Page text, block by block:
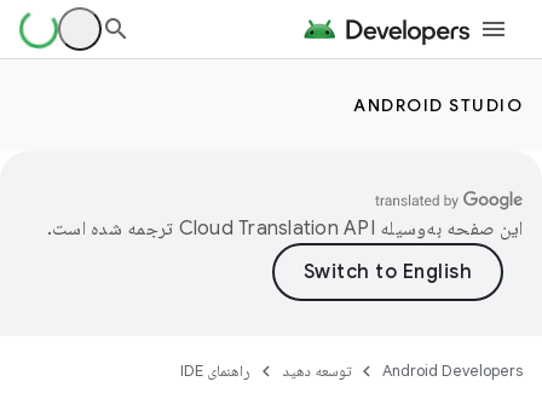
ANDROID STUDIO
این صفحه به‌وسیله ترجمه شده است.
Android Developers توسعه دهید راهنمای IDE